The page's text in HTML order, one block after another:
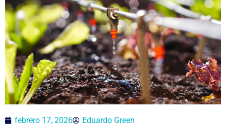
febrero 17, 2026 Eduardo Green